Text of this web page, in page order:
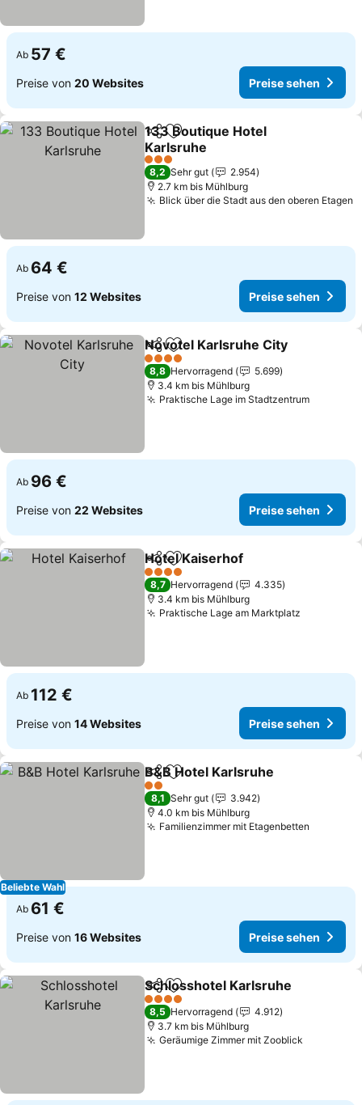
Ab 57 €
Preise von 20 Websites Preise sehen
TeilenZu Favoriten hinzufügen
133 Boutique Hotel
Karlsruhe
3 Sterne
8,2 Sehr gut
2.954
2.7 km bis Mühlburg
Blick über die Stadt aus den oberen Etagen
Ab 64 €
Preise von 12 Websites Preise sehen
TeilenZu Favoriten hinzufügen
Novotel Karlsruhe City
4 Sterne
8,8 Hervorragend
5.699
3.4 km bis Mühlburg
Praktische Lage im Stadtzentrum
Ab 96 €
Preise von 22 Websites Preise sehen
TeilenZu Favoriten hinzufügen
Hotel Kaiserhof
4 Sterne
8,7 Hervorragend
4.335
3.4 km bis Mühlburg
Praktische Lage am Marktplatz
Ab 112 €
Preise von 14 Websites Preise sehen
Beliebte Wahl
TeilenZu Favoriten hinzufügen
B&B Hotel Karlsruhe
2 Sterne
8,1 Sehr gut
3.942
4.0 km bis Mühlburg
Familienzimmer mit Etagenbetten
Ab 61 €
Preise von 16 Websites Preise sehen
TeilenZu Favoriten hinzufügen
Schlosshotel Karlsruhe
4 Sterne
8,5 Hervorragend
4.912
3.7 km bis Mühlburg
Geräumige Zimmer mit Zooblick